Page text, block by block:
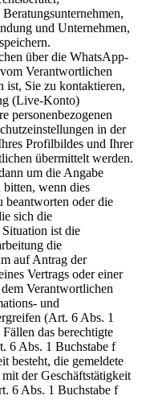
und Unternehmen,
über die WhatsApp-
Verantwortlichen
ist, Sie zu kontaktieren,
(Live-Konto)
personenbezogenen
in der
Profilbildes und Ihrer
übermittelt werden.
um die Angabe
bitten, wenn dies
beantworten oder die
sich die
ist die
die
auf Antrag der
Vertrags oder einer
Verantwortlichen
und
(Art. 6 Abs. 1
das berechtigte
6 Abs. 1 Buchstabe f
besteht, die gemeldete
der Geschäftstätigkeit
6 Abs. 1 Buchstabe f